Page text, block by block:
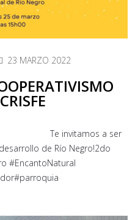
23 MARZO 2022
invitamos a ser
de Río Negro!2do
#EncantoNatural